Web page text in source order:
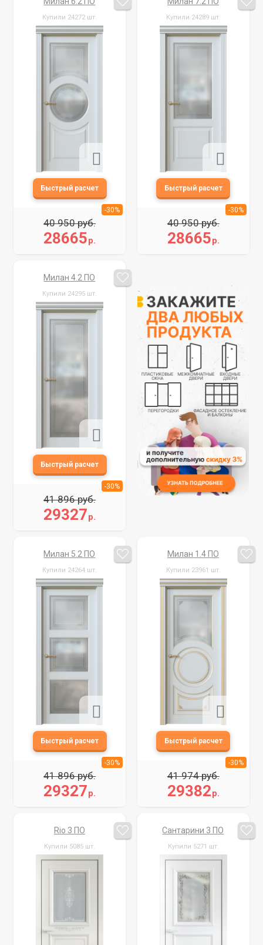
Купили 24272 шт.
28665р.
40 950 руб.
-30%
Купили 24289 шт.
28665р.
40 950 руб.
-30%
Милан 4.2 ПО
Купили 24295 шт.
29327р.
41 896 руб.
-30%
Милан 5.2 ПО
Купили 24264 шт.
29327р.
41 896 руб.
-30%
Милан 1.4 ПО
Купили 23961 шт.
29382р.
41 974 руб.
-30%
Rio 3 ПО
Купили 5085 шт.
Сантарини 3 ПО
Купили 5271 шт.